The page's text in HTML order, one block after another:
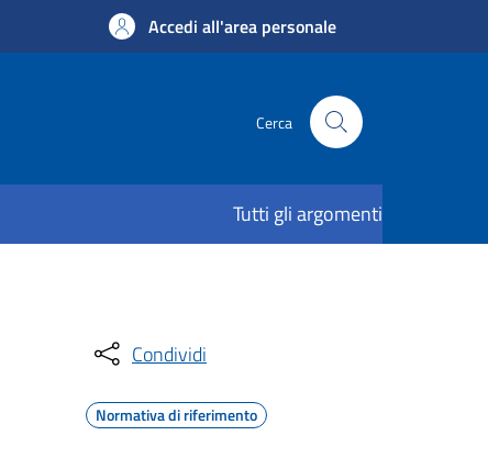
Accedi all'area personale
Cerca
Tutti gli argomenti
Condividi
Normativa di riferimento